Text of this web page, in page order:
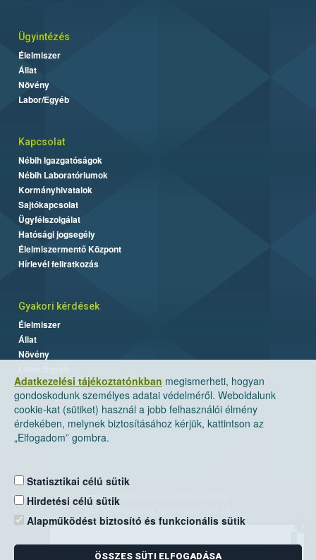
Adatkezelési tájékoztatónkban megismerheti, hogyan
gondoskodunk személyes adatai védelméről. Weboldalunk
cookie-kat (sütiket) használ a jobb felhasználói élmény
érdekében, melynek biztosításához kérjük, kattintson az
„Elfogadom” gombra.
Statisztikai célú sütik
Hirdetési célú sütik
Alapműködést biztosító és funkcionális sütik
ÖSSZES SÜTI ELFOGADÁSA
Ügyintézés
Élelmiszer
Állat
Növény
Labor/Egyéb
Kapcsolat
Nébih Igazgatóságok
Nébih Laboratóriumok
Kormányhivatalok
Sajtókapcsolat
Ügyfélszolgálat
Hatósági jogsegély
Élelmiszermentő Központ
Hírlevél feliratkozás
Gyakori kérdések
Élelmiszer
Állat
Növény
Nemzeti Élelmiszerlánc-biztonsági Hivatal
Levelezési cím: 1525 Budapest. Pf. 30.